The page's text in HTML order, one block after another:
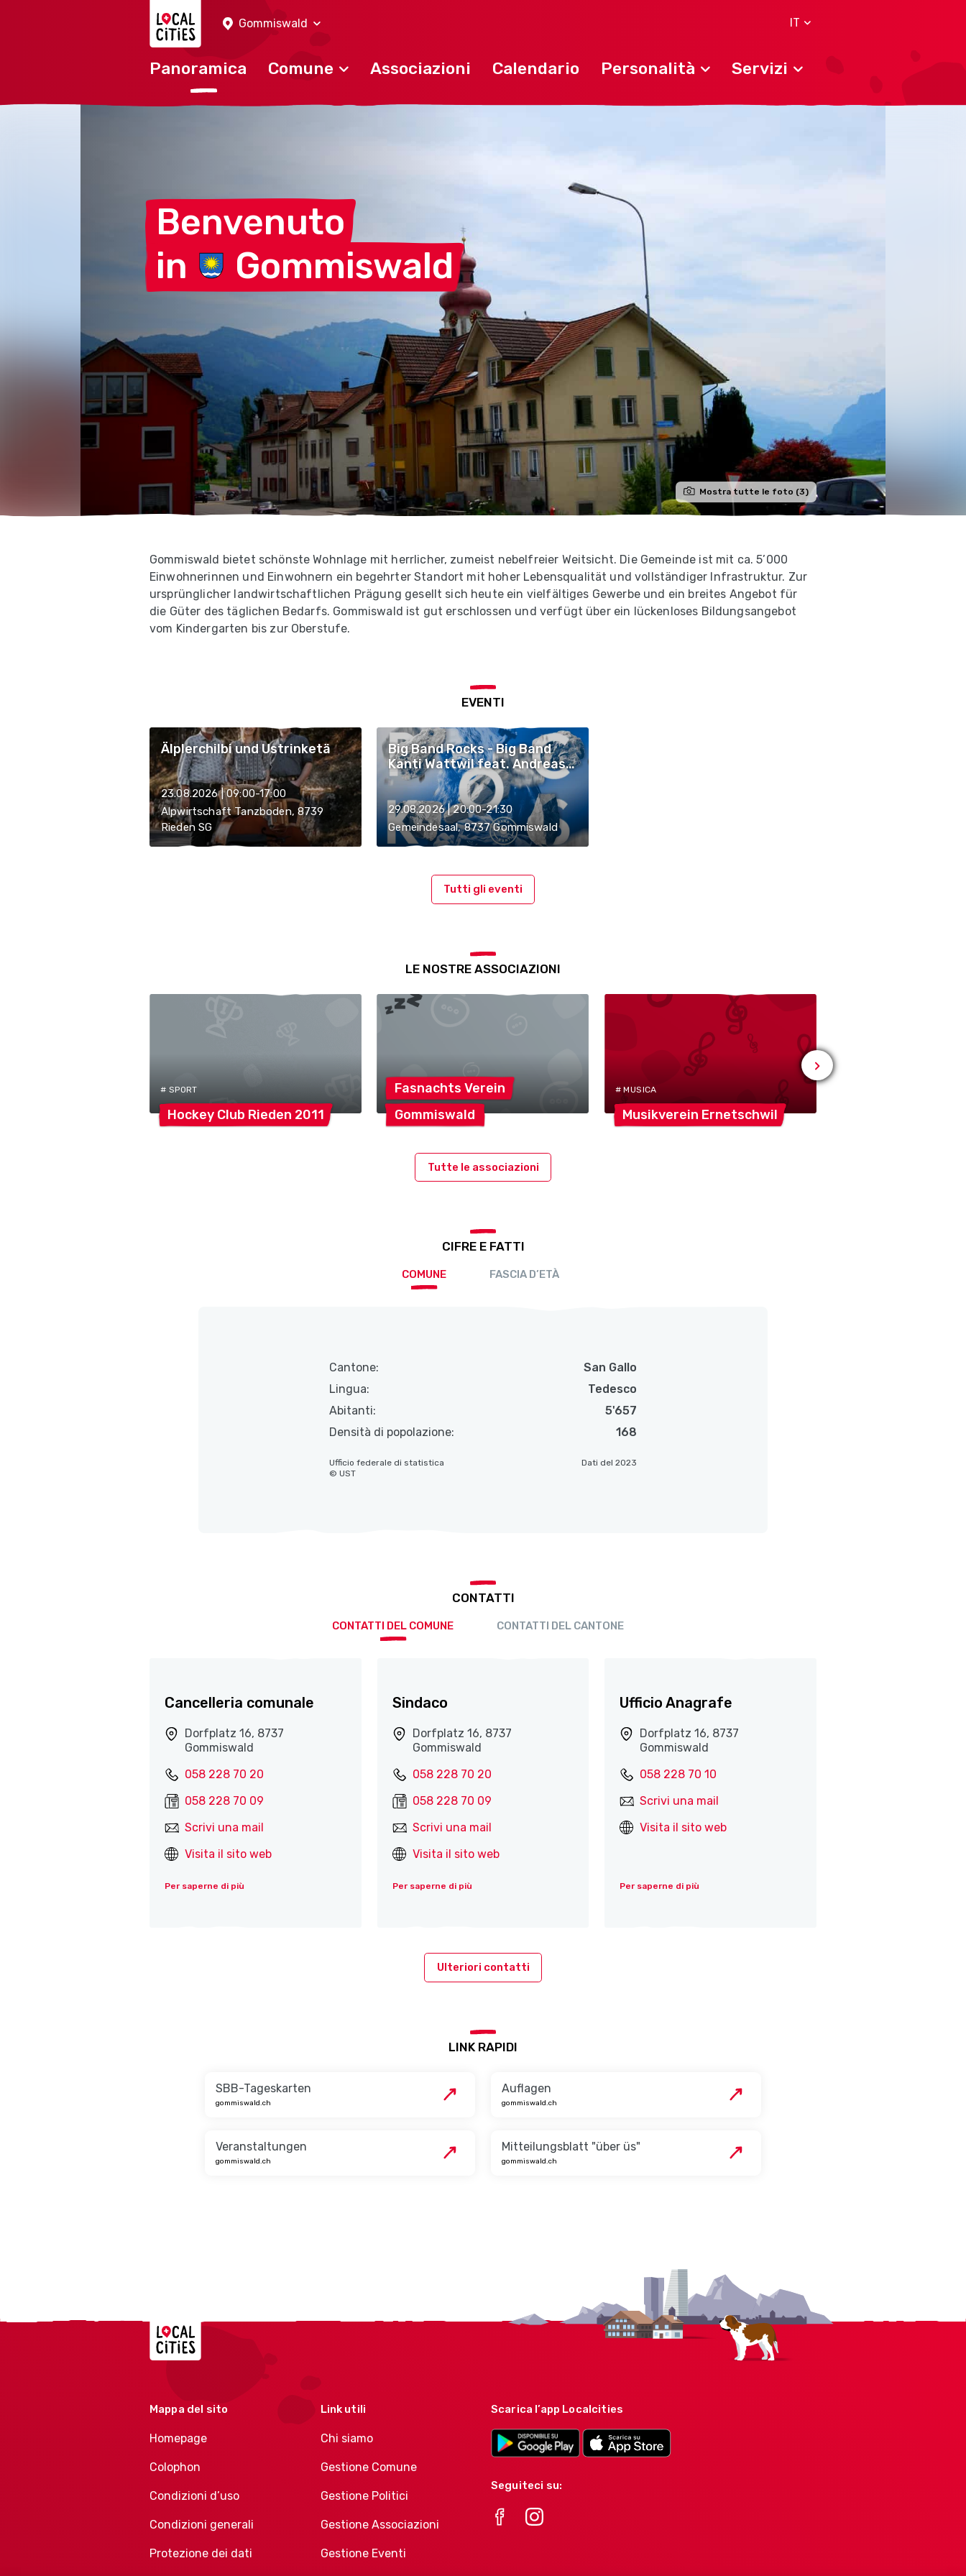
Gommiswald
IT
Panoramica Comune Associazioni Calendario Personalità Servizi
Benvenuto
in
Gommiswald
Mostra tutte le foto (3)
Gommiswald bietet schönste Wohnlage mit herrlicher, zumeist nebelfreier Weitsicht. Die Gemeinde ist mit ca. 5’000
Einwohnerinnen und Einwohnern ein begehrter Standort mit hoher Lebensqualität und vollständiger Infrastruktur. Zur
ursprünglicher landwirtschaftlichen Prägung gesellt sich heute ein vielfältiges Gewerbe und ein breites Angebot für
die Güter des täglichen Bedarfs. Gommiswald ist gut erschlossen und verfügt über ein lückenloses Bildungsangebot
vom Kindergarten bis zur Oberstufe.
EVENTI
Älplerchilbi und Ustrinketä
23.08.2026 | 09:00-17:00
Alpwirtschaft Tanzboden, 8739
Rieden SG
Big Band Rocks - Big Band
Kanti Wattwil feat. Andreas
Grob (guitar)
29.08.2026 | 20:00-21:30
Gemeindesaal, 8737 Gommiswald
Tutti gli eventi
LE NOSTRE ASSOCIAZIONI
# SPORT
Hockey Club Rieden 2011
FasnachtsVerein
Gommiswald
# MUSICA
Musikverein Ernetschwil
Tutte le associazioni
CIFRE E FATTI
COMUNE FASCIA D’ETÀ
Cantone:
San Gallo
Lingua:
Tedesco
Abitanti:
5'657
Densità di popolazione:
168
Dati del 2023
Ufficio federale di statistica
© UST
CONTATTI
CONTATTI DEL COMUNE CONTATTI DEL CANTONE
Cancelleria comunale
Dorfplatz 16, 8737
Gommiswald
058 228 70 20
058 228 70 09
Scrivi una mail
Visita il sito web
Per saperne di più
Sindaco
Dorfplatz 16, 8737
Gommiswald
058 228 70 20
058 228 70 09
Scrivi una mail
Visita il sito web
Per saperne di più
Ufficio Anagrafe
Dorfplatz 16, 8737
Gommiswald
058 228 70 10
Scrivi una mail
Visita il sito web
Per saperne di più
Ulteriori contatti
LINK RAPIDI
SBB-Tageskarten
gommiswald.ch
Auflagen
gommiswald.ch
Veranstaltungen
gommiswald.ch
Mitteilungsblatt "über üs"
gommiswald.ch
Localcities
Mappa del sito
Homepage
Colophon
Condizioni d’uso
Condizioni generali
Protezione dei dati
Link utili
Chi siamo
Gestione Comune
Gestione Politici
Gestione Associazioni
Gestione Eventi
Scarica l’app Localcities
Seguiteci su: